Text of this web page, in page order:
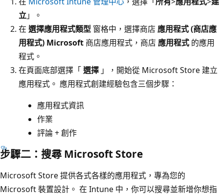
立」。
在 選擇應用程式類型 窗格中，選擇商店應用程式 (商店應
用程式) Microsoft 商店應用程式，商店應用程式 的應用
程式。
在頁面底部選擇「選擇 」，開始從 Microsoft Store 建立
應用程式。 應用程式創建經驗包含三個步驟：
應用程式資訊
作業
評論 + 創作
步驟二：搜尋 Microsoft Store
Microsoft Store 提供各式各樣的應用程式，專為您的
Microsoft 裝置設計。 在 Intune 中，你可以搜尋並新增你想指